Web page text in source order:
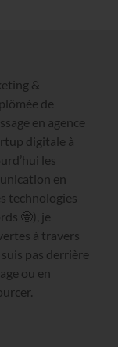
&
de
en agence
digitale à
les
en
technologies
🤓), je
à travers
pas derrière
ou en